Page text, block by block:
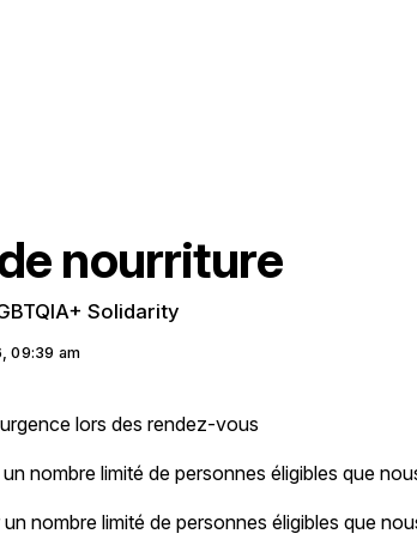
nourriture
Solidarity
09:39 am
lors des rendez-vous
nombre limité de personnes éligibles que
nombre limité de personnes éligibles que